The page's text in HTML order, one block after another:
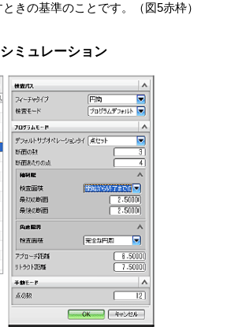
きの基準のことです。（図5赤枠）
ミュレーション